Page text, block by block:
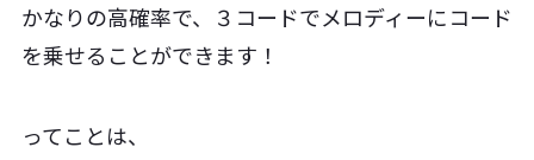
かなりの高確率で、３コードでメロディーにコード
を乗せることができます！
ってことは、